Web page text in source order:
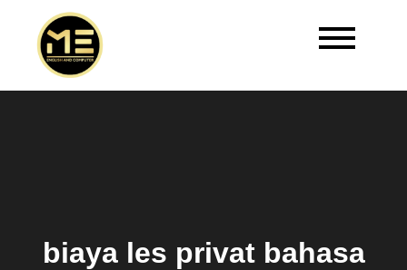
Bahasa Inggris Batam
biaya les privat bahasa